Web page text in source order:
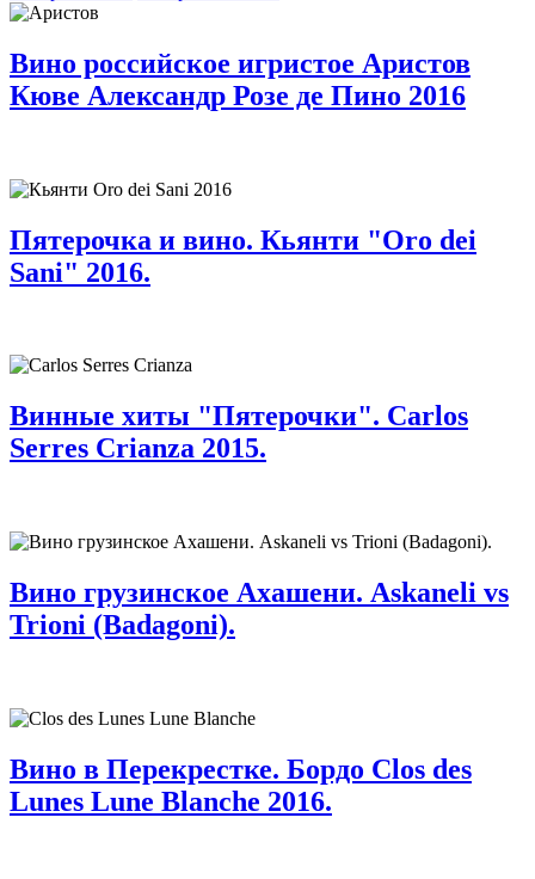
Вино российское игристое Аристов
Кюве Александр Розе де Пино 2016
Пятерочка и вино. Кьянти "Oro dei
Sani" 2016.
Винные хиты "Пятерочки". Carlos
Serres Crianza 2015.
Вино грузинское Ахашени. Askaneli vs
Trioni (Badagoni).
Вино в Перекрестке. Бордо Clos des
Lunes Lune Blanche 2016.